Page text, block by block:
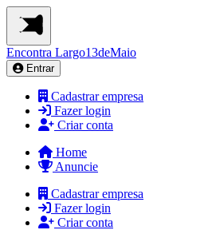
Encontra Largo13deMaio
Entrar
Cadastrar empresa
Fazer login
Criar conta
Home
Anuncie
Cadastrar empresa
Fazer login
Criar conta